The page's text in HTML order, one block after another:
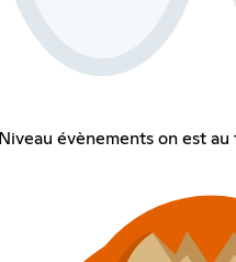
Niveau évènements on est au